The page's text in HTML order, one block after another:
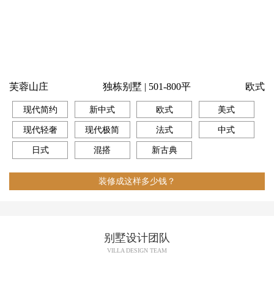
芙蓉山庄 独栋别墅 | 501-800平 欧式
现代简约 新中式 欧式 美式
现代轻奢 现代极简 法式 中式
日式 混搭 新古典
装修成这样多少钱？
别墅设计团队
VILLA DESIGN TEAM